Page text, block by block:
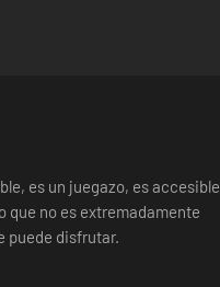
es un juegazo, es accesible
que no es extremadamente
puede disfrutar.